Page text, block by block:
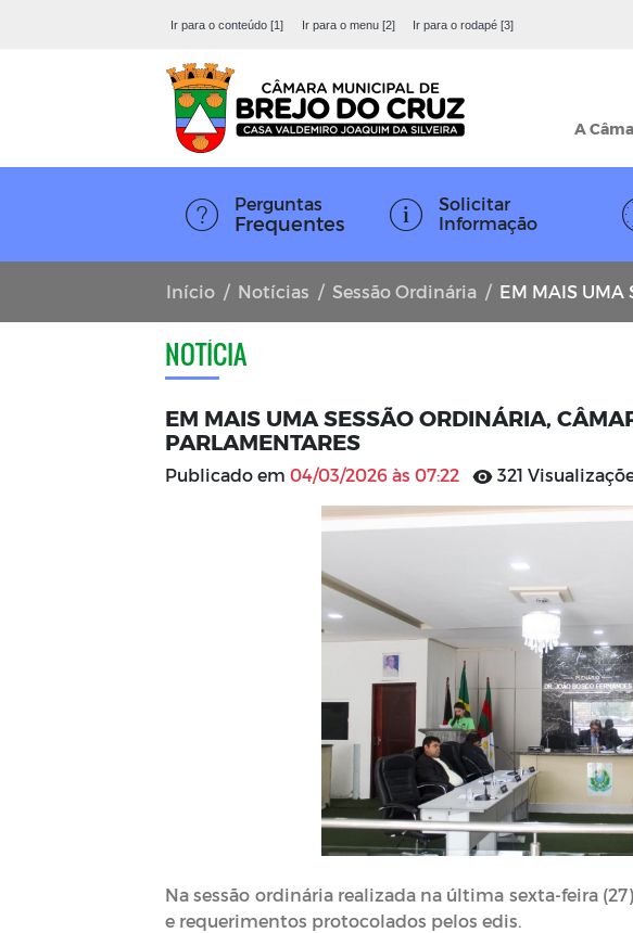
Ir para o conteúdo [1] Ir para o menu [2] Ir para o rodapé [3]
A
Perguntas
Frequentes
Solicitar
Informação
Início Notícias Sessão Ordinária EM MAIS UMA
NOTÍCIA
EM MAIS UMA SESSÃO ORDINÁRIA,
PARLAMENTARES
Publicado em 04/03/2026 às 07:22 321
Na sessão ordinária realizada na última sexta-feira
e requerimentos protocolados pelos edis.